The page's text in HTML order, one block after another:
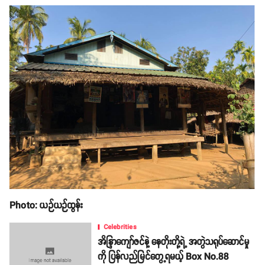
Photo: ယဉ်ယဉ်ထွန်း
Celebrities
အိန္ဒြာကျော်ဇင်နဲ့ နေတိုးတို့ရဲ့ အတွဲသရုပ်ဆောင်မှု
ကို ပြန်လည်မြင်တွေ့ရမယ့် Box No.88